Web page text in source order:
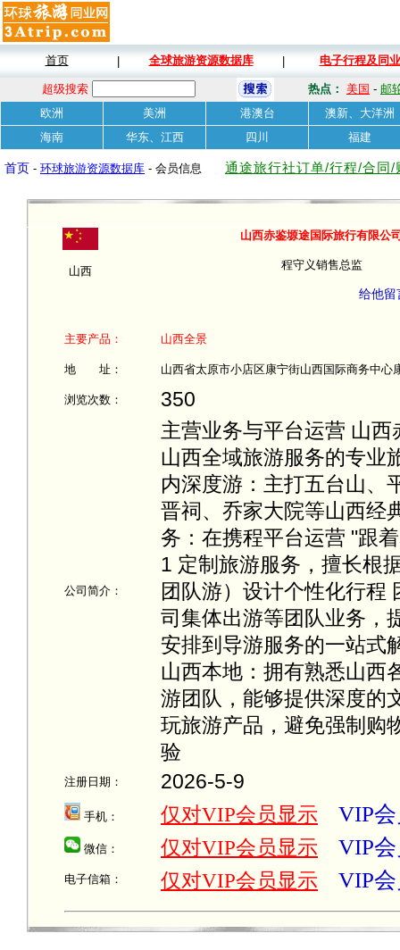
首页 全球旅游资源数据库 电子行程及同
超级搜索 热点： 美国 - 邮
欧洲
美洲 港澳台
澳新、大洋洲
海南
华东、江西 四川 福建
首页 - 环球旅游资源数据库 - 会员信息 通途旅行社订单/行程/合同/
山西
山西赤鉴塬途国际旅行有限公
程守义销售总监
给他留
主要产品： 山西全景
地 址： 山西省太原市小店区康宁街山西国际商务中心
浏览次数： 350
公司简介：
主营业务与平台运营 山
山西全域旅游服务的专业
内深度游：主打五台山、
晋祠、乔家大院等山西经
务：在携程平台运营 "跟
1 定制旅游服务，擅长根
团队游）设计个性化行程
司集体出游等团队业务，
安排到导游服务的一站式
山西本地：拥有熟悉山西
游团队，能够提供深度的
玩旅游产品，避免强制购
验
注册日期： 2026-5-9
手机： 仅对VIP会员显示 VIP
微信： 仅对VIP会员显示 VIP
电子信箱： 仅对VIP会员显示 VIP